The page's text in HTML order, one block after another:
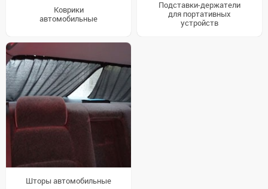
Коврики
автомобильные
Подставки-держатели
для портативных
устройств
Шторы автомобильные